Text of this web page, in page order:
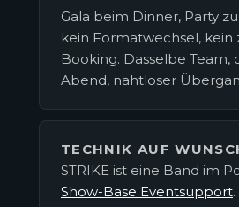
Gala beim Dinner, Party
kein Formatwechsel, kein
Booking. Dasselbe Team,
Abend, nahtloser
TECHNIK AUF
STRIKE ist eine Band im
Show-Base Eventsupport